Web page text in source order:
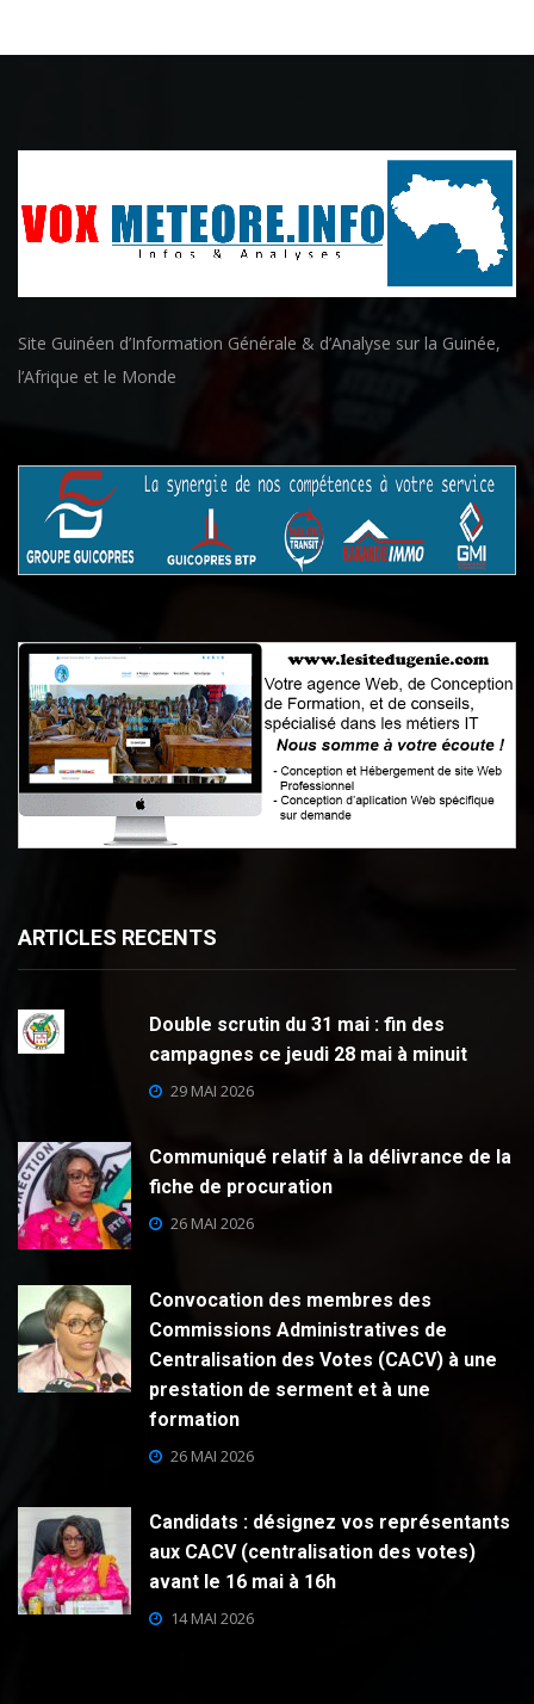
Site Guinéen d’Information Générale & d’Analyse sur la Guinée,
l’Afrique et le Monde
ARTICLES RECENTS
Double scrutin du 31 mai : fin des
campagnes ce jeudi 28 mai à minuit
29 MAI 2026
Communiqué relatif à la délivrance de la
fiche de procuration
26 MAI 2026
Convocation des membres des
Commissions Administratives de
Centralisation des Votes (CACV) à une
prestation de serment et à une
formation
26 MAI 2026
Candidats : désignez vos représentants
aux CACV (centralisation des votes)
avant le 16 mai à 16h
14 MAI 2026